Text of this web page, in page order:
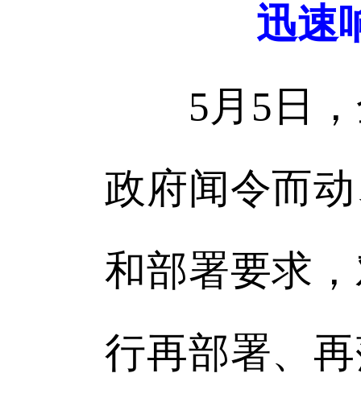
迅速
5月5日，
政府闻令而
和部署要求
行再部署、